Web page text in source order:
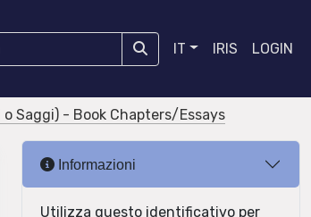
IT IRIS LOGIN
Saggi) - Book Chapters/Essays
Informazioni
Utilizza questo identificativo per